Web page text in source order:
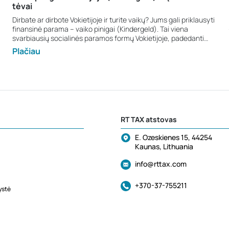
tėvai
Dirbate ar dirbote Vokietijoje ir turite vaikų? Jums gali priklausyti
finansinė parama – vaiko pinigai (Kindergeld). Tai viena
svarbiausių socialinės paramos formų Vokietijoje, padedanti
šeimoms užtikrinti stabilumą ir geresnes sąlygas vaikų
auginimui. Kas yra Kindergeld? Kindergeld – tai išmoka tėvams,
skyriuose ir nedirba. Kas gali gauti Kindergeld? Paraišką vaiko
gyvena vaikas, jei tėvai išsiskyrę, nesusituokę ar yra našliai;
asmuo, su kuriuo gyvena vaikas, kai vaikas negyvena su savo
kitoje Europos Sąjungos šalyje – svarbu, kad bent vienas iš tėvų
m. dydis: 250 € per mėnesį už kiekvieną vaiką. Jeigu Lietuvoje ar
Plačiau
RT TAX atstovas
E. Ozeskienes 15, 44254
Kaunas, Lithuania
info@rttax.com
+370-37-755211